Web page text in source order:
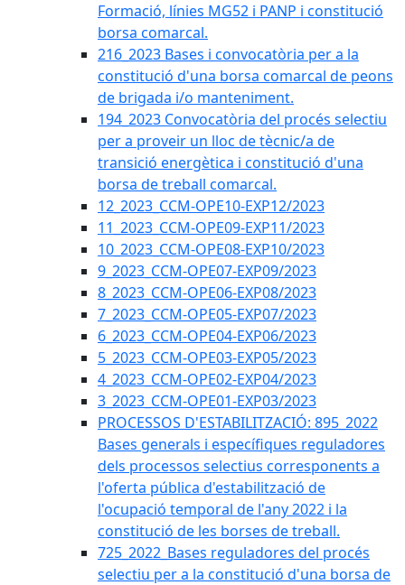
Formació, línies MG52 i PANP i constitució
borsa comarcal.
216_2023 Bases i convocatòria per a la
constitució d'una borsa comarcal de peons
de brigada i/o manteniment.
194_2023 Convocatòria del procés selectiu
per a proveir un lloc de tècnic/a de
transició energètica i constitució d'una
borsa de treball comarcal.
12_2023_CCM-OPE10-EXP12/2023
11_2023_CCM-OPE09-EXP11/2023
10_2023_CCM-OPE08-EXP10/2023
9_2023_CCM-OPE07-EXP09/2023
8_2023_CCM-OPE06-EXP08/2023
7_2023_CCM-OPE05-EXP07/2023
6_2023_CCM-OPE04-EXP06/2023
5_2023_CCM-OPE03-EXP05/2023
4_2023_CCM-OPE02-EXP04/2023
3_2023_CCM-OPE01-EXP03/2023
PROCESSOS D'ESTABILITZACIÓ: 895_2022
Bases generals i específiques reguladores
dels processos selectius corresponents a
l'oferta pública d'estabilització de
l'ocupació temporal de l'any 2022 i la
constitució de les borses de treball.
725_2022_Bases reguladores del procés
selectiu per a la constitució d'una borsa de